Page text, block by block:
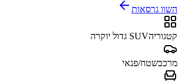
השוו גרסאות
קטגוריהSUV גדול יוקרה
מרכבשטח/פנאי